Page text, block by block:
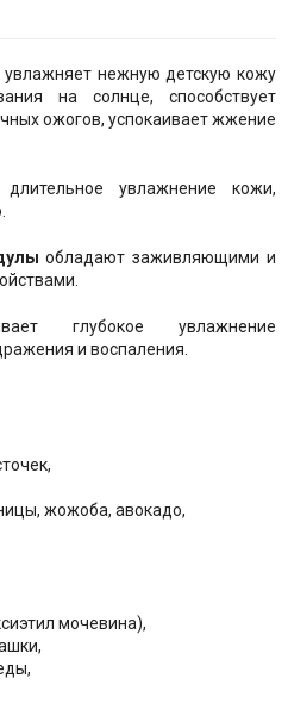
увлажняет нежную детскую кожу
на солнце, способствует
ожогов, успокаивает жжение
длительное увлажнение кожи,
обладают заживляющими и
глубокое увлажнение
и воспаления.
жожоба, авокадо,
мочевина),